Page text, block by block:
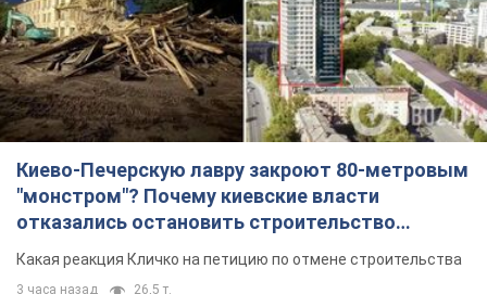
Киево-Печерскую лавру закроют 80-метровым
"монстром"? Почему киевские власти
отказались остановить строительство
небоскреба "московского верующего"
Какая реакция Кличко на петицию по отмене строительства
3 часа назад 26,5 т.